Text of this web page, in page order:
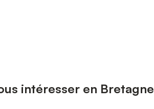
intéresser en Bretagne